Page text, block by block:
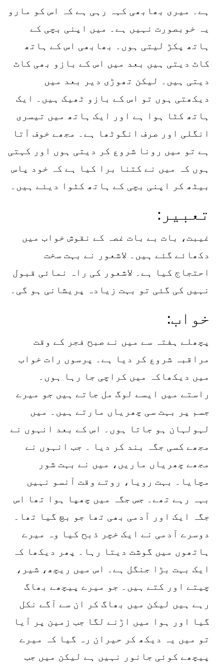
ہے۔ میری بھابھی کہہ رہی ہے کہ اس کو مارو
یہ خوبصورت نہیں ہے۔ میں اپنی بچی کے
ہاتھ پکڑ لیتی ہوں۔ بھابھی اس کے ہاتھ
کاٹ دیتی ہیں بعد میں اس کے بازو بھی کاٹ
دیتی ہیں۔ لیکن تھوڑی دیر بعد میں
دیکھتی ہوں تو اس کے بازو ٹھیک ہیں۔ ایک
ہاتھ کٹا ہوا ہے اور ایک ہاتھ میں تیسری
انگلی اور صرف انگوٹھا ہے۔ مجھے خوف آتا
ہے تو میں رونا شروع کر دیتی ہوں اور کہتی
ہوں کہ میں نے کتنا برا کیا ہے کہ خود پاس
بیٹھ کر اپنی بچی کے ہاتھ کٹوا دیئے ہیں۔
تعبیر:
غیبت، بات بے بات غصہ کے نقوش خواب میں
دکھائے گئے ہیں۔ لاشعور نے بہت سخت
احتجاج کیا ہے۔ لاشعور کی راہ نمائی قبول
نہیں کی گئی تو بہت زیادہ پریشانی ہو گی۔
خواب:
پچھلے ہفتہ سے میں نے صبح فجر کے وقت
مراقبہ شروع کر دیا ہے۔ پرسوں رات خواب
میں دیکھاکہ میں کراچی جا رہا ہوں۔
راستے میں ایسے لوگ مل جاتے ہیں جو میرے
جسم پر بہت سی چھریاں مارتے ہیں۔ میں
لہولہان ہو جاتا ہوں۔ اس کے بعد انہوں نے
مجھے کسی جگہ بند کر دیا ۔ جب انہوں نے
مجھے چھریاں ماریں، میں نے بہت شور
مچایا۔ بہت رویا، روتے وقت آنسو نہیں
بہہ رہے تھے۔ جس جگہ میں چھپا ہوا تھا اس
جگہ ایک اور آدمی بھی تھا جو بچ گیا تھا۔
دوسرے آدمی نے ایک خچر ذبح کیا وہ میرے
ہاتھوں میں گوشت دیتا رہا۔ پھر دیکھا کہ
ایک بہت بڑا جنگل ہے۔ اس میں ریچھ، شیر،
چیتے اور کتے ہیں۔ جو میرے پیچھے بھاگ
رہے ہیں لیکن میں بھاگ کر ان سے آگے نکل
گیا اور ہوا میں اڑنے لگا جب زمین پر آیا
تو میں یہ دیکھ کر حیران رہ گیا کہ میرے
پیچھے کوئی جانور نہیں ہے لیکن میں جب